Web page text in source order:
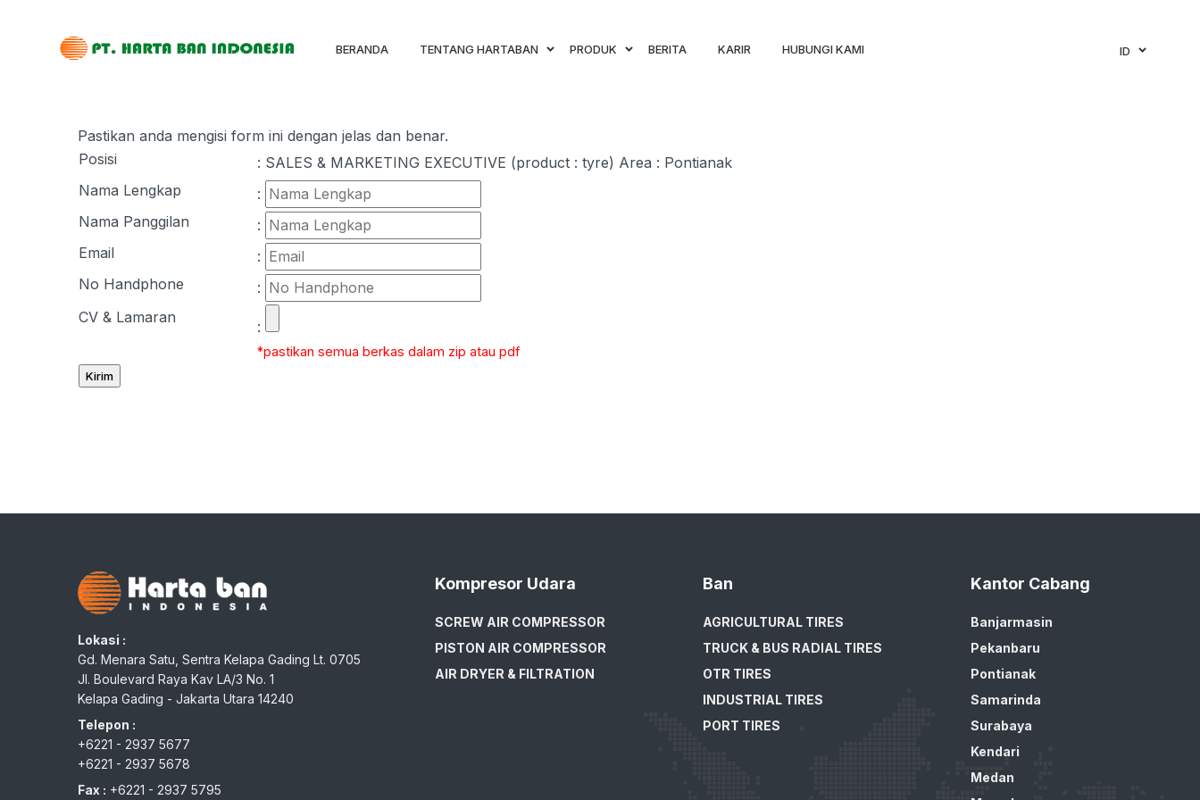
BERANDA TENTANG HARTABAN PRODUK BERITA KARIR HUBUNGI KAMI ID
Pastikan anda mengisi form ini dengan jelas dan benar.
Posisi
: SALES & MARKETING EXECUTIVE (product : tyre) Area : Pontianak
Nama Lengkap
:
Nama Panggilan
:
Email
:
No Handphone
:
CV & Lamaran
:
*pastikan semua berkas dalam zip atau pdf
Lokasi :
Gd. Menara Satu, Sentra Kelapa Gading Lt. 0705
Jl. Boulevard Raya Kav LA/3 No. 1
Kelapa Gading - Jakarta Utara 14240
Telepon :
+6221 - 2937 5677
+6221 - 2937 5678
Fax : +6221 - 2937 5795
Kompresor Udara
SCREW AIR COMPRESSOR
PISTON AIR COMPRESSOR
AIR DRYER & FILTRATION
Ban
AGRICULTURAL TIRES
TRUCK & BUS RADIAL TIRES
OTR TIRES
INDUSTRIAL TIRES
PORT TIRES
Kantor Cabang
Banjarmasin
Pekanbaru
Pontianak
Samarinda
Surabaya
Kendari
Medan